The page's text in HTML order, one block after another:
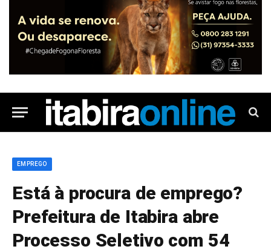
EMPREGO
Está à procura de emprego?
Prefeitura de Itabira abre
Processo Seletivo com 54